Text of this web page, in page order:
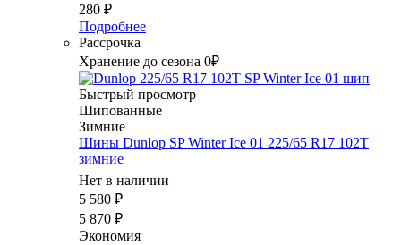
280 ₽
Подробнее
Рассрочка
Хранение до сезона 0₽
Быстрый просмотр
Шипованные
Зимние
Шины Dunlop SP Winter Ice 01 225/65 R17 102T
зимние
Нет в наличии
5 580 ₽
5 870 ₽
Экономия